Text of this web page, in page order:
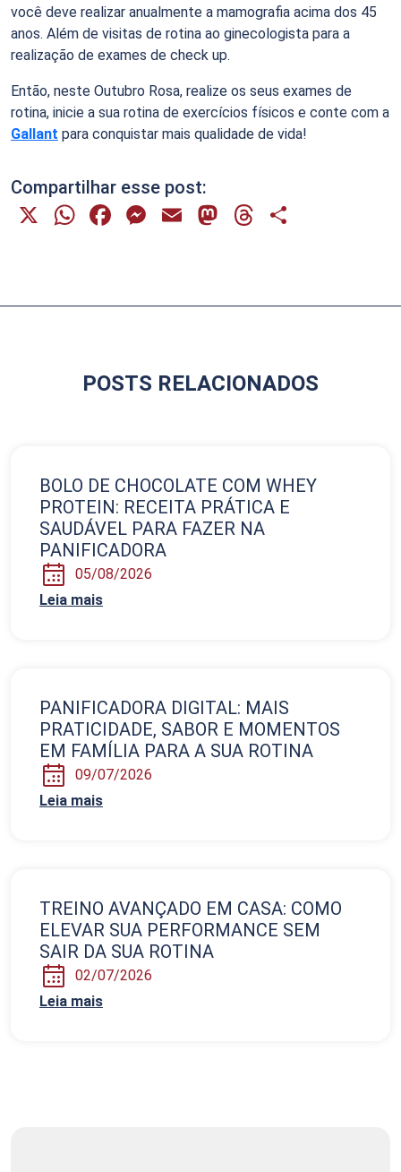
você deve realizar anualmente a mamografia acima dos 45
anos. Além de visitas de rotina ao ginecologista para a
realização de exames de check up.
Então, neste Outubro Rosa, realize os seus exames de
rotina, inicie a sua rotina de exercícios físicos e conte com a
Gallant para conquistar mais qualidade de vida!
Compartilhar esse post:
X WhatsApp
Facebook
Messenger
EmailMastodon
Threads
POSTS RELACIONADOS
BOLO DE CHOCOLATE COM WHEY
PROTEIN: RECEITA PRÁTICA E
SAUDÁVEL PARA FAZER NA
PANIFICADORA
05/08/2026
Leia mais
PANIFICADORA DIGITAL: MAIS
PRATICIDADE, SABOR E MOMENTOS
EM FAMÍLIA PARA A SUA ROTINA
09/07/2026
Leia mais
TREINO AVANÇADO EM CASA: COMO
ELEVAR SUA PERFORMANCE SEM
SAIR DA SUA ROTINA
02/07/2026
Leia mais